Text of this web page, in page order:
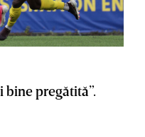
bine pregătită”.